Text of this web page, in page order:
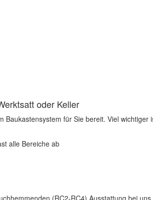
oder Keller
Baukastensystem für Sie bereit. Viel wichtiger
alle Bereiche ab
(RC2-RC4) Ausstattung bei uns